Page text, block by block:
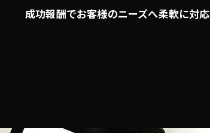
成功報酬でお客様のニーズへ柔軟に対応